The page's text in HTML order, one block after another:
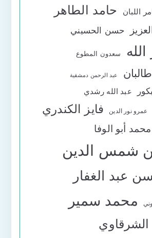
اللبان حامد الطاهر
حسن الحسيني
سعدون المطوع
طالبان عبد الرحمن دمشقية
عبد الله رشدي
عمرو نور الدين فايز الكندري
محمد أبو الوفا
شمس الدين
عبد الغفار
محمد سمير